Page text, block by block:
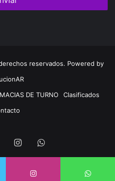
reservados. Powered by
DE TURNO
Clasificados
InstagramWhatsapp